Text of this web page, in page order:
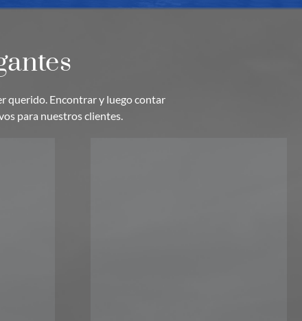
querido. Encontrar y luego contar
para nuestros clientes.